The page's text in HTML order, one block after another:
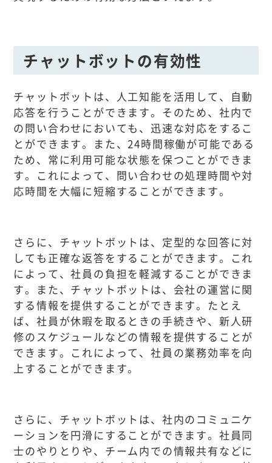
チャットボットの有効性
チャットボットは、人工知能を活用して、自動
応答を行うことができます。そのため、社内で
の問い合わせにおいても、迅速な対応をするこ
とができます。また、24時間稼働が可能である
ため、常に利用可能な状態を保つことができま
す。これによって、問い合わせの処理時間や対
応時間を大幅に短縮することができます。
さらに、チャットボットは、定型的な回答に対
しても正確な返答をすることができます。これ
によって、社員の負担を軽減することができま
す。また、チャットボットは、会社の運営に関
する情報を提供することができます。たとえ
ば、社員が休暇を取るときの手続きや、新人研
修のスケジュールなどの情報を提供することが
できます。これによって、社員の業務効率を向
上することができます。
さらに、チャットボットは、社内のコミュニケ
ーションを円滑にすることができます。社員同
士のやりとりや、チーム内での情報共有などに